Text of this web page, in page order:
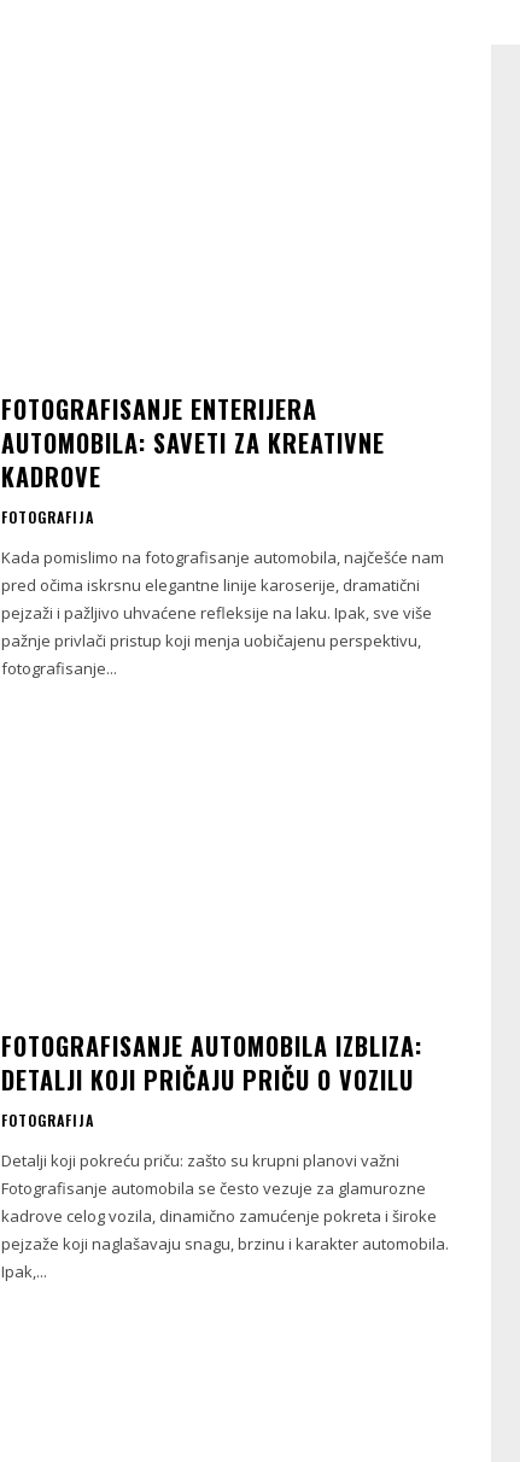
FOTOGRAFISANJE ENTERIJERA
AUTOMOBILA: SAVETI ZA KREATIVNE
KADROVE
FOTOGRAFIJA
Kada pomislimo na fotografisanje automobila, najčešće nam
pred očima iskrsnu elegantne linije karoserije, dramatični
pejzaži i pažljivo uhvaćene refleksije na laku. Ipak, sve više
pažnje privlači pristup koji menja uobičajenu perspektivu,
fotografisanje...
FOTOGRAFISANJE AUTOMOBILA IZBLIZA:
DETALJI KOJI PRIČAJU PRIČU O VOZILU
FOTOGRAFIJA
Detalji koji pokreću priču: zašto su krupni planovi važni
Fotografisanje automobila se često vezuje za glamurozne
kadrove celog vozila, dinamično zamućenje pokreta i široke
pejzaže koji naglašavaju snagu, brzinu i karakter automobila.
Ipak,...